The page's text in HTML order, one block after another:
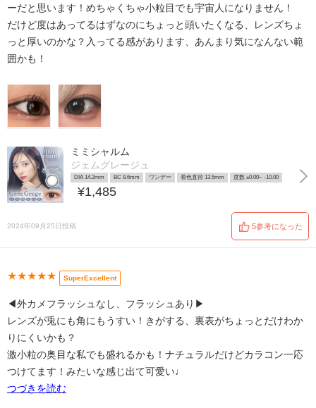
ーだと思います！めちゃくちゃ小粒目でも宇宙人になりません！
だけど度はあってるはずなのにちょっと頭いたくなる、レンズちょ
っと厚いのかな？入ってる感があります、あんまり気になんない範
囲かも！
ミミシャルム
ジェムグレージュ
DIA 14.2mm BC 8.6mm ワンデー 着色直径 13.5mm 度数 ±0.00~ -10.00
¥1,485
2024年09月25日投稿 5参考になった
★★★★★ SuperExcellent
◀︎外カメフラッシュなし、フラッシュあり▶︎
レンズが兎にも角にもうすい！きがする、裏表がちょっとだけわか
りにくいかも？
激小粒の奥目な私でも盛れるかも！ナチュラルだけどカラコン一応
つけてます！みたいな感じ出て可愛い♩
つづきを読む